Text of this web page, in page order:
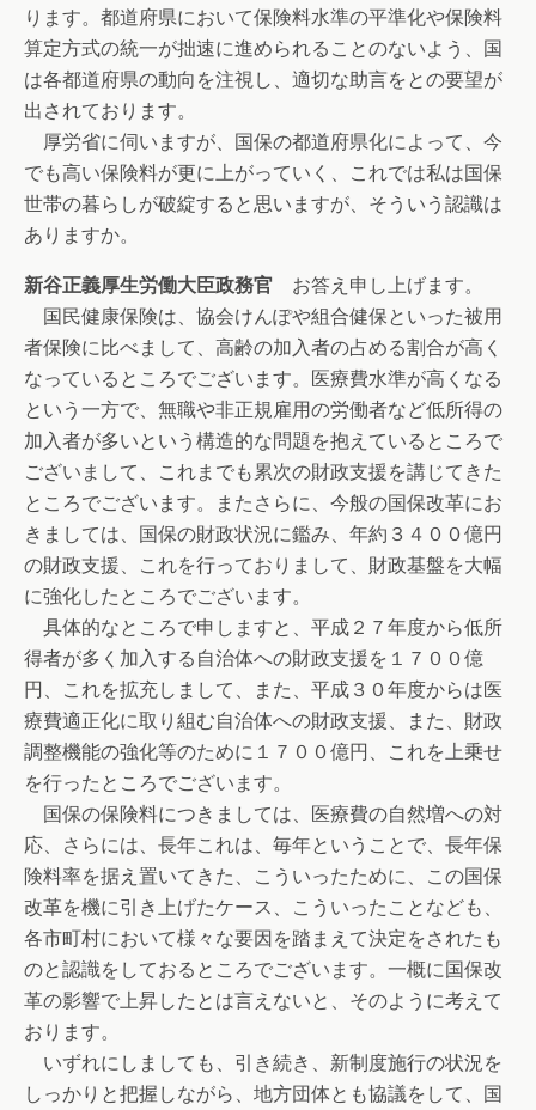
ります。都道府県において保険料水準の平準化や保険料
算定方式の統一が拙速に進められることのないよう、国
は各都道府県の動向を注視し、適切な助言をとの要望が
出されております。
厚労省に伺いますが、国保の都道府県化によって、今
でも高い保険料が更に上がっていく、これでは私は国保
世帯の暮らしが破綻すると思いますが、そういう認識は
ありますか。
新谷正義厚生労働大臣政務官 お答え申し上げます。
国民健康保険は、協会けんぽや組合健保といった被用
者保険に比べまして、高齢の加入者の占める割合が高く
なっているところでございます。医療費水準が高くなる
という一方で、無職や非正規雇用の労働者など低所得の
加入者が多いという構造的な問題を抱えているところで
ございまして、これまでも累次の財政支援を講じてきた
ところでございます。またさらに、今般の国保改革にお
きましては、国保の財政状況に鑑み、年約３４００億円
の財政支援、これを行っておりまして、財政基盤を大幅
に強化したところでございます。
具体的なところで申しますと、平成２７年度から低所
得者が多く加入する自治体への財政支援を１７００億
円、これを拡充しまして、また、平成３０年度からは医
療費適正化に取り組む自治体への財政支援、また、財政
調整機能の強化等のために１７００億円、これを上乗せ
を行ったところでございます。
国保の保険料につきましては、医療費の自然増への対
応、さらには、長年これは、毎年ということで、長年保
険料率を据え置いてきた、こういったために、この国保
改革を機に引き上げたケース、こういったことなども、
各市町村において様々な要因を踏まえて決定をされたも
のと認識をしておるところでございます。一概に国保改
革の影響で上昇したとは言えないと、そのように考えて
おります。
いずれにしましても、引き続き、新制度施行の状況を
しっかりと把握しながら、地方団体とも協議をして、国